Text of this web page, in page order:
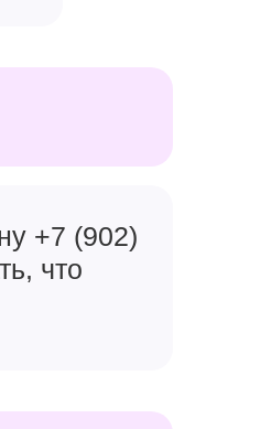
+7 (902)
что